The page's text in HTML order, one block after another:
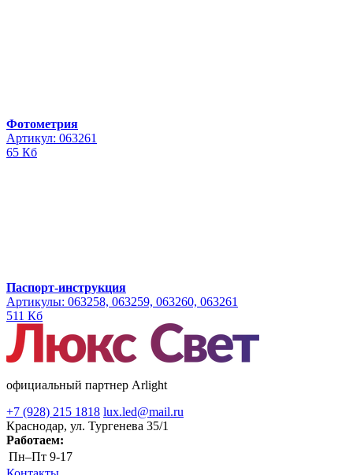
Фотометрия
Артикул: 063261
65 Кб
Паспорт-инструкция
Артикулы: 063258, 063259, 063260, 063261
511 Кб
официальный партнер Arlight
+7 (928) 215 1818 lux.led@mail.ru
Краснодар, ул. Тургенева 35/1
Работаем:
Пн–Пт 9-17